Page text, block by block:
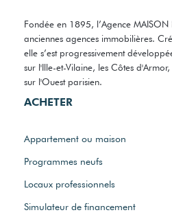
Fondée en 1895, l’Agence MAISON
anciennes agences immobilières.
elle s’est progressivement
sur l'Ille-et-Vilaine, les Côtes
sur l'Ouest parisien.
ACHETER
Appartement ou maison
Programmes neufs
Locaux professionnels
Simulateur de financement